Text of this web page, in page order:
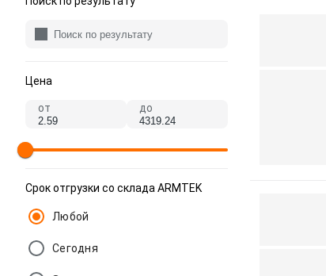
Цена
от до
Срок отгрузки со склада ARMTEK
Любой
Сегодня